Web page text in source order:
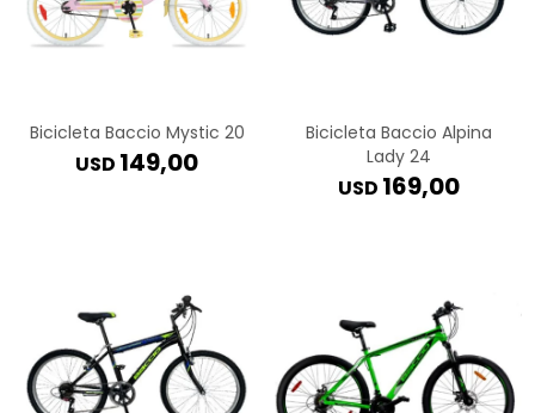
Bicicleta Baccio Mystic 20
USD 149,00
Bicicleta Baccio Alpina
Lady 24
USD 169,00